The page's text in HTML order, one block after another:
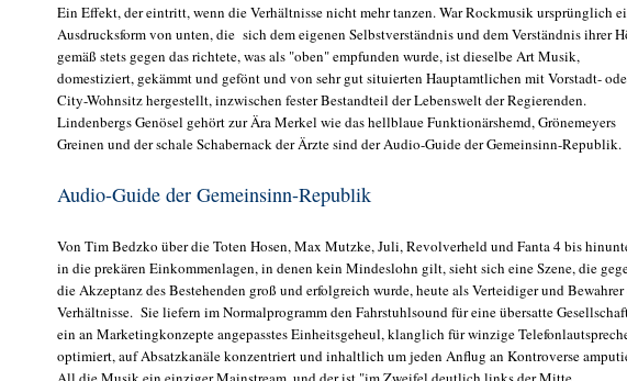
Ein Effekt, der eintritt, wenn die Verhältnisse nicht mehr tanzen. War Rockmusik ursprünglich
Ausdrucksform von unten, die sich dem eigenen Selbstverständnis und dem Verständnis ihrer
gemäß stets gegen das richtete, was als "oben" empfunden wurde, ist dieselbe Art Musik,
domestiziert, gekämmt und gefönt und von sehr gut situierten Hauptamtlichen mit Vorstadt-
City-Wohnsitz hergestellt, inzwischen fester Bestandteil der Lebenswelt der Regierenden.
Lindenbergs Genösel gehört zur Ära Merkel wie das hellblaue Funktionärshemd, Grönemeyers
Greinen und der schale Schabernack der Ärzte sind der Audio-Guide der Gemeinsinn-Republik.
Audio-Guide der Gemeinsinn-Republik
Von Tim Bedzko über die Toten Hosen, Max Mutzke, Juli, Revolverheld und Fanta 4 bis
in die prekären Einkommenlagen, in denen kein Mindeslohn gilt, sieht sich eine Szene, die
die Akzeptanz des Bestehenden groß und erfolgreich wurde, heute als Verteidiger und Bewahrer
Verhältnisse. Sie liefern im Normalprogramm den Fahrstuhlsound für eine übersatte
ein an Marketingkonzepte angepasstes Einheitsgeheul, klanglich für winzige
optimiert, auf Absatzkanäle konzentriert und inhaltlich um jeden Anflug an Kontroverse